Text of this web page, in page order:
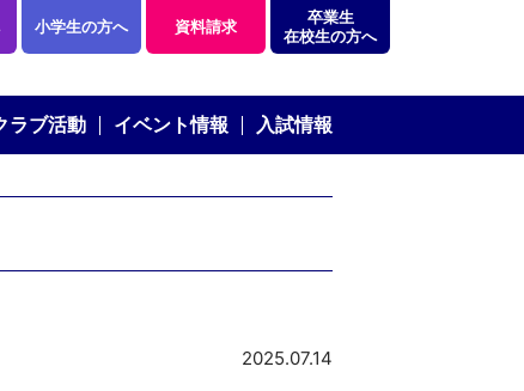
ラブ活動 イベント情報 入試情報
小学生の方へ 資料請求
卒業生
在校生の方へ
2025.07.14